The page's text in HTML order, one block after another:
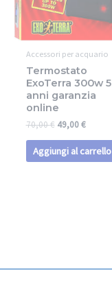
Accessori per acquario
Termostato
ExoTerra 300w 5
anni garanzia
online
70,00€ 49,00€
Aggiungi al carrello